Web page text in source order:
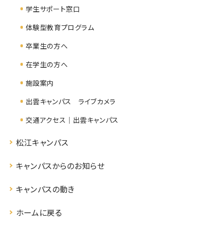
学生サポート窓口
体験型教育プログラム
卒業生の方へ
在学生の方へ
施設案内
出雲キャンパス ライブカメラ
交通アクセス｜出雲キャンパス
松江キャンパス
キャンパスからのお知らせ
キャンパスの動き
ホームに戻る